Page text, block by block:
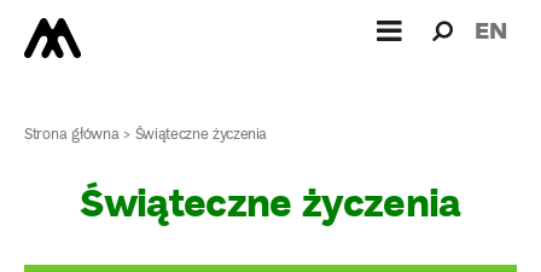
dla: EN
Strona główna>Świąteczne życzenia
Świąteczne życzenia